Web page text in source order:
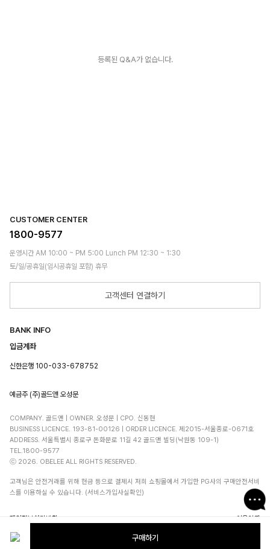
구매하기
등록된 Q&A가 없습니다.
CUSTOMER CENTER
1800-9577
운영시간 AM 10:00 ~ PM 5:00 Lunch PM 12:30 ~ 1:30
토/일/공휴일(임시공휴일 포함) 휴무
고객센터 연결하기
BANK INFO
입금계좌
신한은행 100-033-678752
예금주 (주)골드앤 오성문
COMPANY. 골드앤 | OWNER. 오성문 | CPO. 신동현
BUSINESS LICENCE. 193-81-00126 | ORDER LICENCE. 제2015-서울종로-0671호
ADDRESS. 서울특별시 종로구 돈화문로 11길 42 골드앤 빌딩(낙원동 109-1)
TEL.1800-9577
ⓒ 2026. OBELEE ALL RIGHTS RESERVED.
고객님은 안전거래를 위해 현금 등으로 결제시 저희 쇼핑몰에서 가입한 PG사의 구매안전서비
스를 이용하실 수 있습니다. (서비스가입사실확인)
개인정보처리방침 이용약관